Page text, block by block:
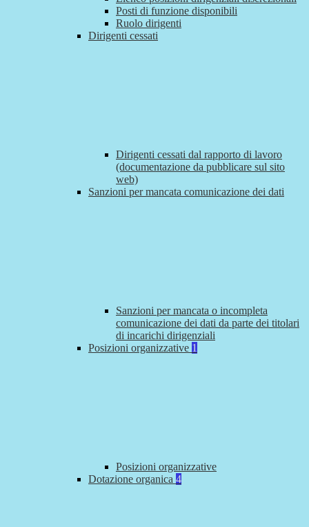
Posti di funzione disponibili
Ruolo dirigenti
Dirigenti cessati
Dirigenti cessati dal rapporto di lavoro
(documentazione da pubblicare sul sito
web)
Sanzioni per mancata comunicazione dei dati
Sanzioni per mancata o incompleta
comunicazione dei dati da parte dei titolari
di incarichi dirigenziali
Posizioni organizzative 1
Posizioni organizzative
Dotazione organica 4